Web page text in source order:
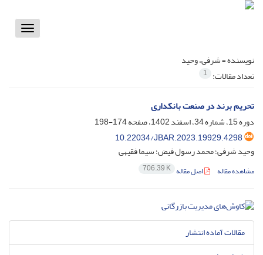
Toggle
نویسنده =شرفی، وحید
تعداد مقالات: 1
تحریم برند در صنعت بانکداری
دوره 15، شماره 34، اسفند 1402، صفحه
174-198
10.22034/JBAR.2023.19929.4298
وحید شرفی؛ محمد رسول فیض؛ سیما فقیهی
مشاهده مقاله اصل مقاله 706.39 K
مقالات آماده انتشار